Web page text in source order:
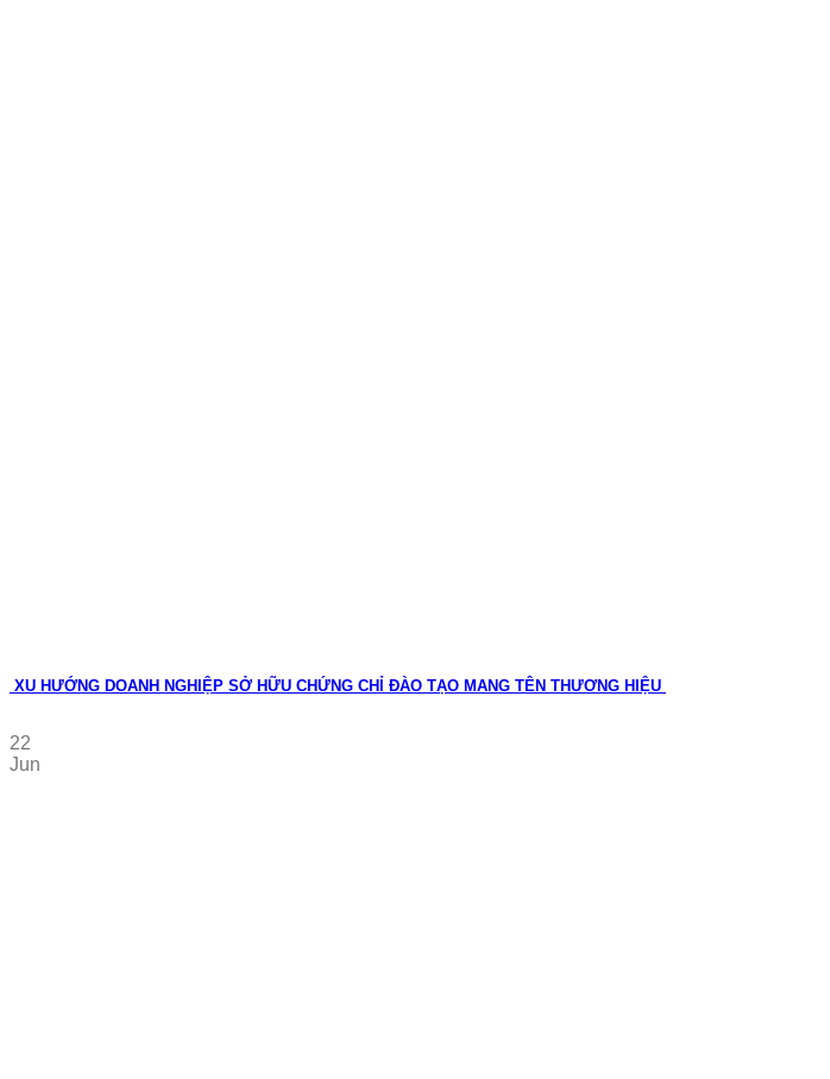
XU HƯỚNG DOANH NGHIỆP SỞ HỮU CHỨNG CHỈ ĐÀO TẠO MANG TÊN THƯƠNG HIỆU
22
Jun